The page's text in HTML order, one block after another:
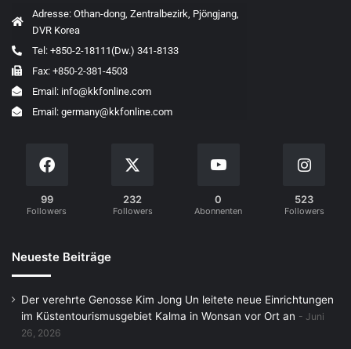
Adresse: Othan-dong, Zentralbezirk, Pjöngjang,
DVR Korea
Tel: +850-2-18111(Dw.) 341-8133
Fax: +850-2-381-4503
Email: info@kkfonline.com
Email: germany@kkfonline.com
99
Followers
232
Followers
0
Abonnenten
523
Followers
Neueste Beiträge
Der verehrte Genosse Kim Jong Un leitete neue Einrichtungen
im Küstentourismusgebiet Kalma in Wonsan vor Ort an
Juni
26, 2026